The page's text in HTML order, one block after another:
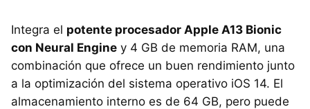
Integra el potente procesador Apple A13 Bionic
con Neural Engine y 4 GB de memoria RAM, una
combinación que ofrece un buen rendimiento junto
a la optimización del sistema operativo iOS 14. El
almacenamiento interno es de 64 GB, pero puede